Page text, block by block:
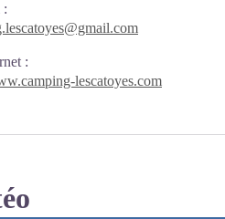
:
:
lescatoyes.com